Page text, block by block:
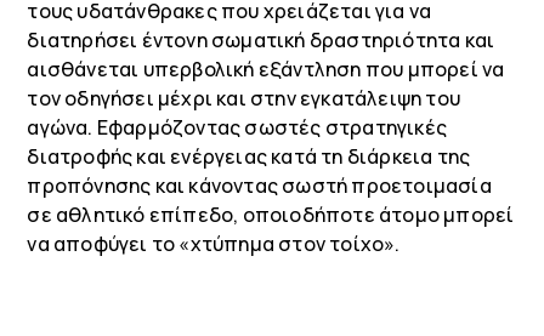
τους υδατάνθρακες που χρειάζεται για να
διατηρήσει έντονη σωματική δραστηριότητα και
αισθάνεται υπερβολική εξάντληση που μπορεί να
τον οδηγήσει μέχρι και στην εγκατάλειψη του
αγώνα. Εφαρμόζοντας σωστές στρατηγικές
διατροφής και ενέργειας κατά τη διάρκεια της
προπόνησης και κάνοντας σωστή προετοιμασία
σε αθλητικό επίπεδο, οποιοδήποτε άτομο μπορεί
να αποφύγει το «χτύπημα στον τοίχο».